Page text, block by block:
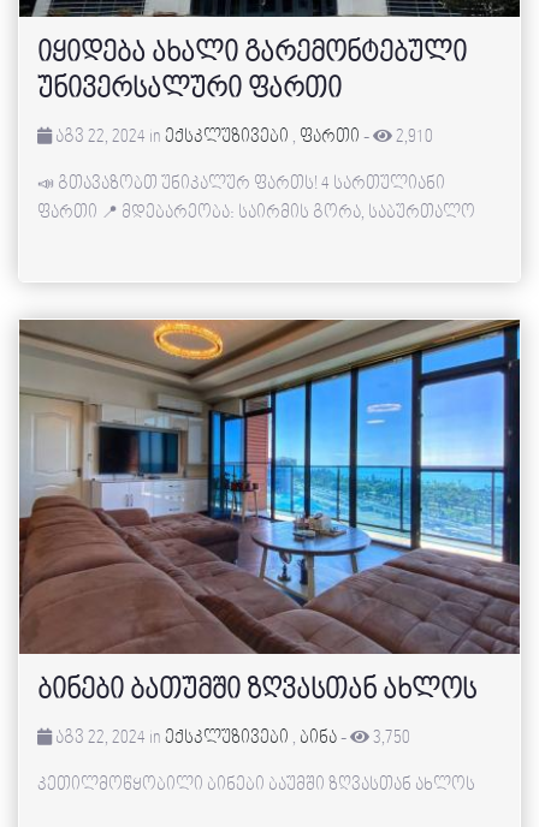
იყიდება ახალი გარემონტებული
უნივერსალური ფართი
აგვ 22, 2024 in ექსკლუზივები , ფართი - 2,910
📣 გთავაზობთ უნიკალურ ფართს! 4 სართულიანი
ფართი 📍 მდებარეობა: საირმის გორა, საბურთალო
ბინები ბათუმში ზღვასთან ახლოს
აგვ 22, 2024 in ექსკლუზივები , ბინა- 3,750
კეთილმოწყობილი ბინები ბაუმში ზღვასთან ახლოს